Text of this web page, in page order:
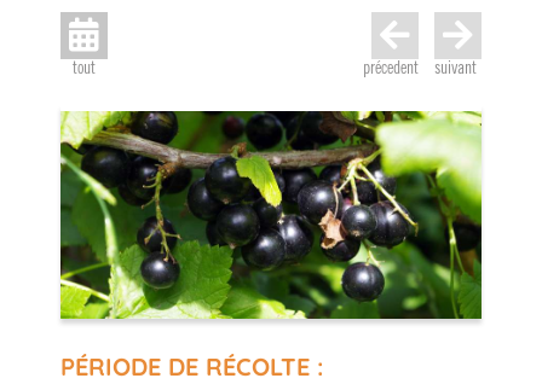
tout précedent suivant
PÉRIODE DE RÉCOLTE :